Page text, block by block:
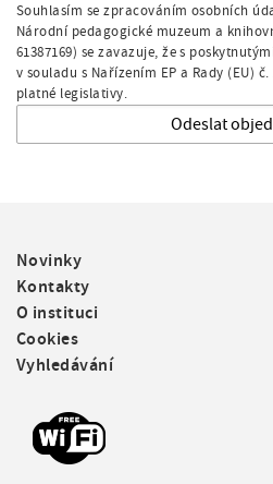
Souhlasím se zpracováním osobních
Národní pedagogické muzeum a
61387169) se zavazuje, že s
v souladu s Nařízením EP a Rady (EU)
platné legislativy.
F
o
o
t
e
r
Novinky
Kontakty
O instituci
Cookies
Vyhledávání